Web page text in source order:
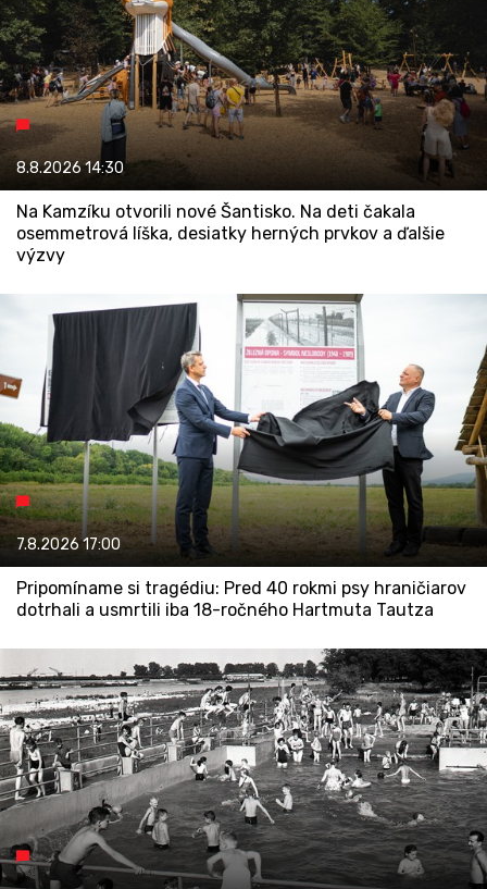
8.8.202614:30
Na Kamzíku otvorili nové Šantisko. Na deti čakala
osemmetrová líška, desiatky herných prvkov a ďalšie
výzvy
7.8.202617:00
Pripomíname si tragédiu: Pred 40 rokmi psy hraničiarov
dotrhali a usmrtili iba 18-ročného Hartmuta Tautza